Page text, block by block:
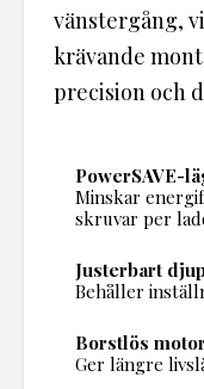
vänstergång,
krävande
precision och
PowerSAVE-
Minskar
skruvar per
Justerbart
Behåller
Borstlös
Ger längre